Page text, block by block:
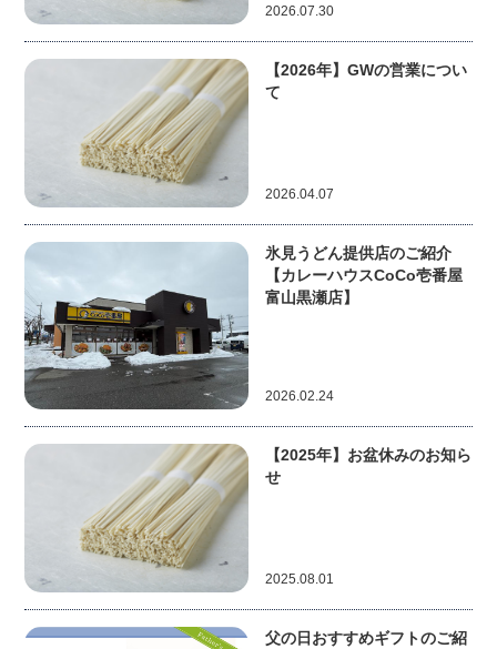
2026.07.30
【2026年】GWの営業につい
て
2026.04.07
氷見うどん提供店のご紹介
【カレーハウスCoCo壱番屋
富山黒瀬店】
2026.02.24
【2025年】お盆休みのお知ら
せ
2025.08.01
父の日おすすめギフトのご紹